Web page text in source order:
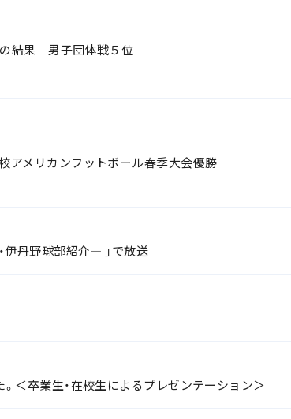
結果 男子団体戦５位
アメリカンフットボール春季大会優勝
丹野球部紹介― 」で放送
。＜卒業生・在校生によるプレゼンテーション＞